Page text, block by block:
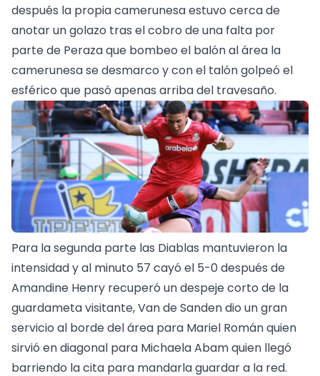
después la propia camerunesa estuvo cerca de
anotar un golazo tras el cobro de una falta por
parte de Peraza que bombeo el balón al área la
camerunesa se desmarco y con el talón golpeó el
esférico que pasó apenas arriba del travesaño.
Para la segunda parte las Diablas mantuvieron la
intensidad y al minuto 57 cayó el 5-0 después de
Amandine Henry recuperó un despeje corto de la
guardameta visitante, Van de Sanden dio un gran
servicio al borde del área para Mariel Román quien
sirvió en diagonal para Michaela Abam quien llegó
barriendo la cita para mandarla guardar a la red.